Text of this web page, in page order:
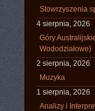
Stowrzyszenia
4 sierpnia, 2026
Góry
Wododziałowe)
2 sierpnia, 2026
Muzyka
1 sierpnia, 2026
Analizy i